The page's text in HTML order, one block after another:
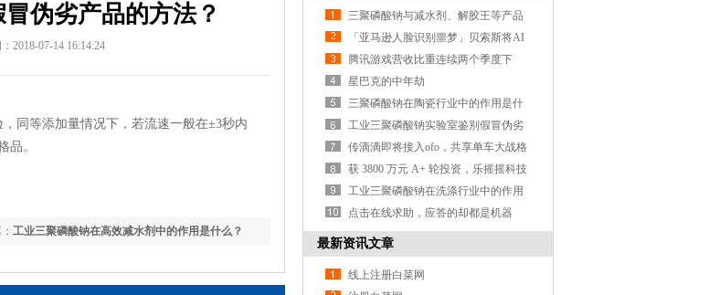
伪劣产品的方法？
2018-07-14 16:14:24
同等添加量情况下，若流速一般在±3秒内
品。
工业三聚磷酸钠在高效减水剂中的作用是什么？
三聚磷酸钠与减水剂、解胶王等产品
的区别？
「亚马逊人脸识别噩梦」贝索斯将AI
武器化遭大规模抗议
腾讯游戏营收比重连续两个季度下
降，支付、云计算等业务营收涨3
星巴克的中年劫
三聚磷酸钠在陶瓷行业中的作用是什
么？
工业三聚磷酸钠实验室鉴别假冒伪劣
产品的方法？
传滴滴即将接入ofo，共享单车大战格
局或生变
获 3800 万元 A+ 轮投资，乐摇摇科技
利用抓娃娃机做线
工业三聚磷酸钠在洗涤行业中的作用
是什么？
点击在线求助，应答的却都是机器
人，这样真的好吗？
最新资讯文章
线上注册白菜网